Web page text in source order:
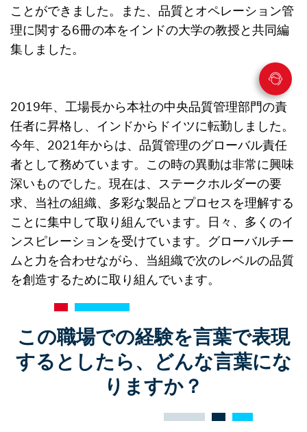
ことができました。また、品質とオペレーション管
理に関する6冊の本をインドの大学の教授と共同編
集しました。
2019年、工場長から本社の中央品質管理部門の責
任者に昇格し、インドからドイツに転勤しました。
今年、2021年からは、品質管理のグローバル責任
者として務めています。この時の異動は非常に興味
深いものでした。現在は、ステークホルダーの要
求、当社の組織、多彩な製品とプロセスを理解する
ことに集中して取り組んでいます。日々、多くのイ
ンスピレーションを受けています。グローバルチー
ムと力を合わせながら、当組織で次のレベルの品質
を創造するために取り組んでいます。
この職場での経験を言葉で表現
するとしたら、どんな言葉にな
りますか？